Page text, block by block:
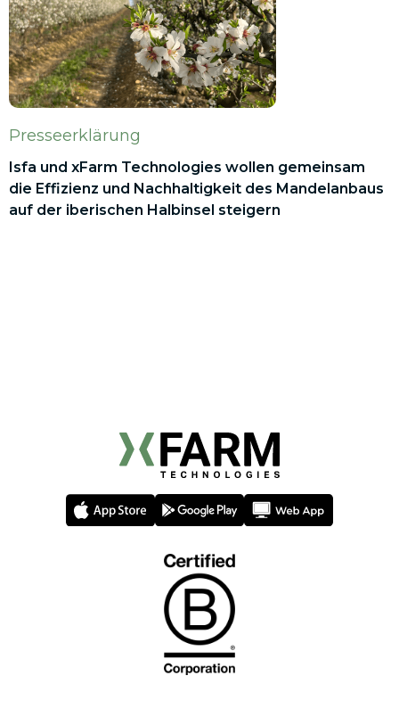
Presseerklärung
Isfa und xFarm Technologies wollen gemeinsam
die Effizienz und Nachhaltigkeit des Mandelanbaus
auf der iberischen Halbinsel steigern